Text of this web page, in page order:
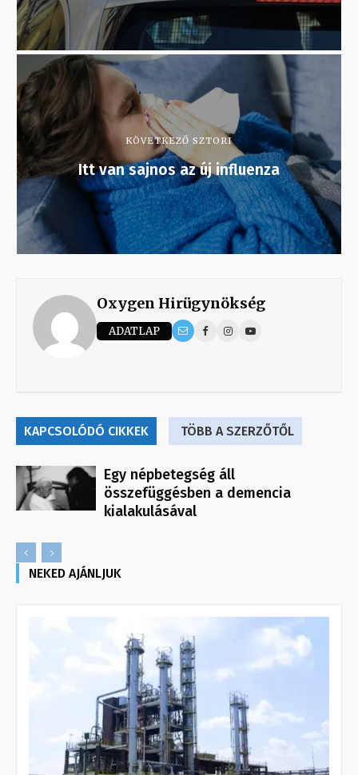
KÖVETKEZŐ SZTORI
Itt van sajnos az új influenza
Oxygen Hirügynökség
ADATLAP
KAPCSOLÓDÓ CIKKEK TÖBB A SZERZŐTŐL
Egy népbetegség áll
összefüggésben a demencia
kialakulásával
NEKED AJÁNLJUK